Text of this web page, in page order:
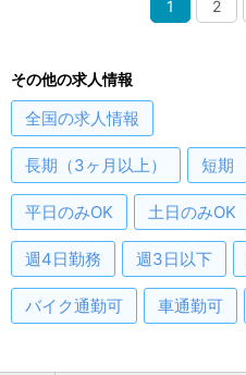
1 2
その他の求人情報
全国の求人情報
長期（3ヶ月以上） 短期
平日のみOK 土日のみOK
週4日勤務 週3日以下
バイク通勤可 車通勤可